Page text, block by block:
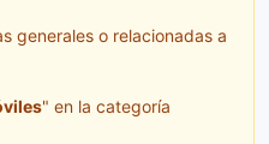
generales o relacionadas a
" en la categoría